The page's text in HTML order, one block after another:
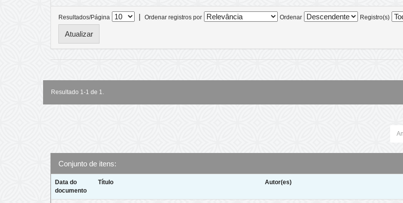
Resultados/Página | Ordenar registros por Ordenar Registro(s)
Resultado 1-1 de 1.
Conjunto de itens:
Data do
documento
Título Autor(es)